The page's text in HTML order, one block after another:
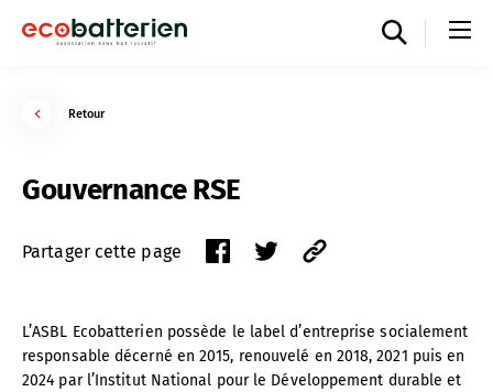
Retour
Gouvernance RSE
Partager cette page
L’ASBL Ecobatterien possède le label d’entreprise socialement
responsable décerné en 2015, renouvelé en 2018, 2021 puis en
2024 par l’Institut National pour le Développement durable et